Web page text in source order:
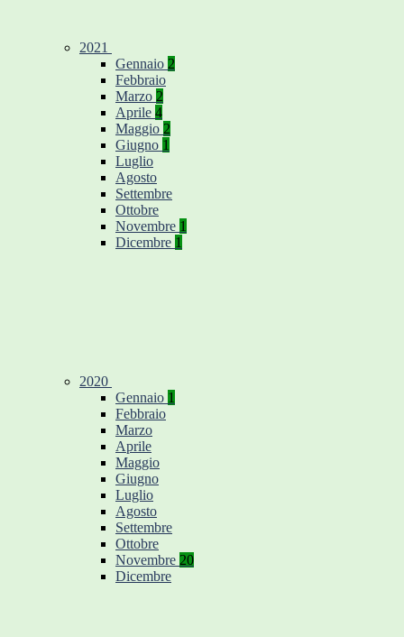
2021
Gennaio 2
Febbraio
Marzo 2
Aprile 4
Maggio 2
Giugno 1
Luglio
Agosto
Settembre
Ottobre
Novembre 1
Dicembre 1
2020
Gennaio 1
Febbraio
Marzo
Aprile
Maggio
Giugno
Luglio
Agosto
Settembre
Ottobre
Novembre 20
Dicembre